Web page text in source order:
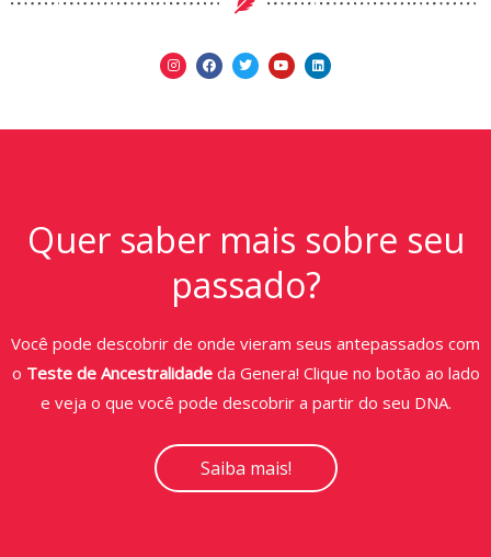
Quer saber mais sobre seu
passado?
Você pode descobrir de onde vieram seus antepassados com
o Teste de Ancestralidadeda Genera! Clique no botão ao lado
e veja o que você pode descobrir a partir do seu DNA.
Saiba mais!